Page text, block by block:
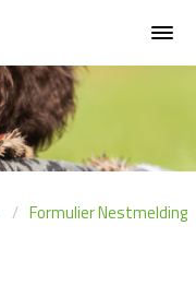
/ Formulier Nestmelding